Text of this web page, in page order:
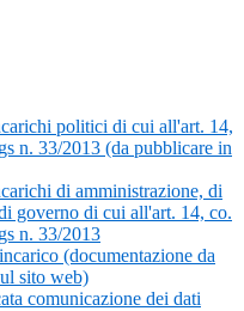
politici di cui all'art. 14,
n. 33/2013 (da pubblicare in
di amministrazione, di
governo di cui all'art. 14, co.
n. 33/2013
(documentazione da
sito web)
comunicazione dei dati